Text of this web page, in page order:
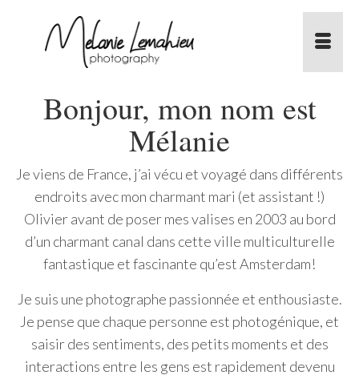
Bonjour, mon nom est
Mélanie
Je viens de France, j’ai vécu et voyagé dans différents
endroits avec mon charmant mari (et assistant !)
Olivier avant de poser mes valises en 2003 au bord
d’un charmant canal dans cette ville multiculturelle
fantastique et fascinante qu’est Amsterdam!
Je suis une photographe passionnée et enthousiaste.
Je pense que chaque personne est photogénique, et
saisir des sentiments, des petits moments et des
interactions entre les gens est rapidement devenu